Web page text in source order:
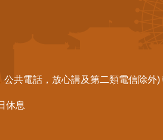
公共電話，放心講及第二類電信除外
休息